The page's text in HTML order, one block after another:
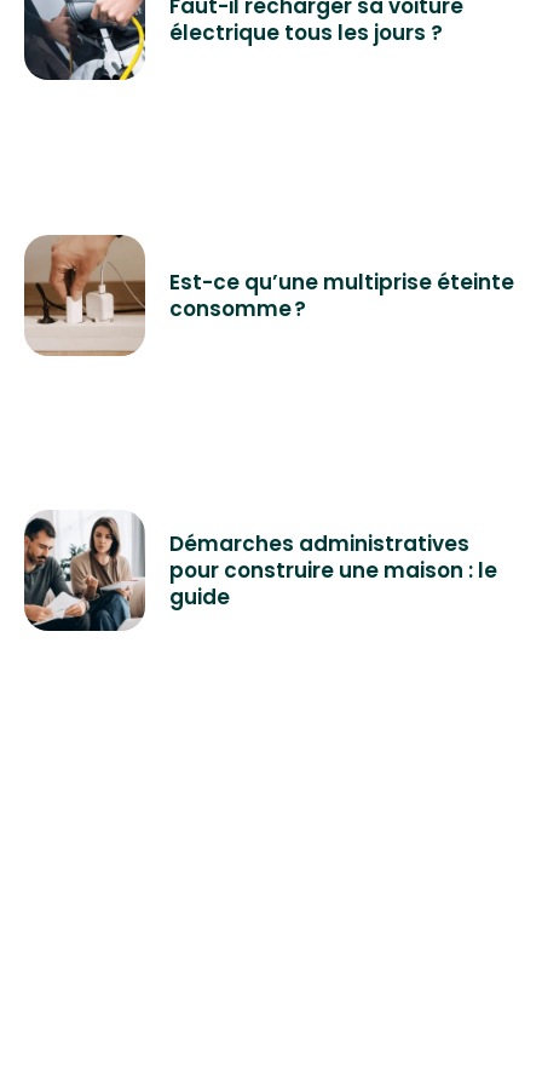
Faut-il recharger sa voiture
électrique tous les jours ?
Est-ce qu’une multiprise éteinte
consomme ?
Démarches administratives
pour construire une maison : le
guide